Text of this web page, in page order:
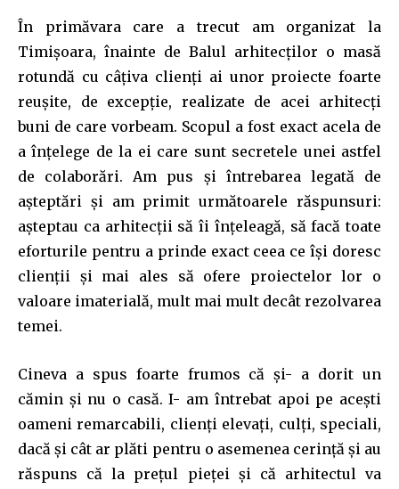
În primăvara care a trecut am organizat la
Timișoara, înainte de Balul arhitecților o masă
rotundă cu câțiva clienți ai unor proiecte foarte
reușite, de excepție, realizate de acei arhitecți
buni de care vorbeam. Scopul a fost exact acela de
a înțelege de la ei care sunt secretele unei astfel
de colaborări. Am pus și întrebarea legată de
așteptări și am primit următoarele răspunsuri:
așteptau ca arhitecții să îi înțeleagă, să facă toate
eforturile pentru a prinde exact ceea ce își doresc
clienții și mai ales să ofere proiectelor lor o
valoare imaterială, mult mai mult decât rezolvarea
temei.
Cineva a spus foarte frumos că și- a dorit un
cămin și nu o casă. I- am întrebat apoi pe acești
oameni remarcabili, clienți elevați, culți, speciali,
dacă și cât ar plăti pentru o asemenea cerință și au
răspuns că la prețul pieței și că arhitectul va